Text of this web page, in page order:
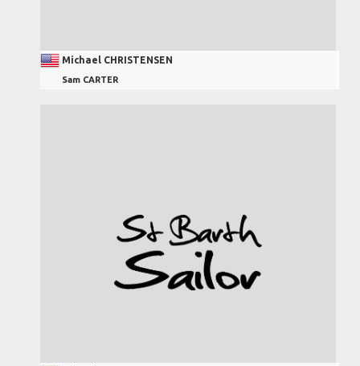
Michael CHRISTENSEN
Sam CARTER